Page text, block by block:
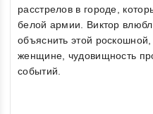
расстрелов в городе,
белой армии. Виктор
объяснить этой роскошной,
женщине, чудовищность
событий.